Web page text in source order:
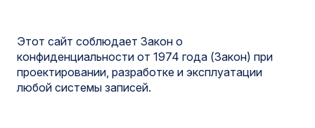
Этот сайт соблюдает Закон о
конфиденциальности от 1974 года (Закон) при
проектировании, разработке и эксплуатации
любой системы записей.